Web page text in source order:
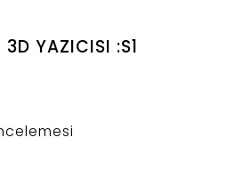
3D YAZICISI :S1